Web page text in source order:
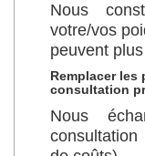
Nous
votre/vos
peuvent
Remplacer les
consultation
Nous